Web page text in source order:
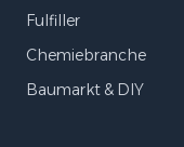
Fulfiller
Chemiebranche
Baumarkt & DIY